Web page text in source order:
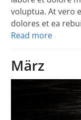
voluptua. At vero
dolores et ea
Read more
März